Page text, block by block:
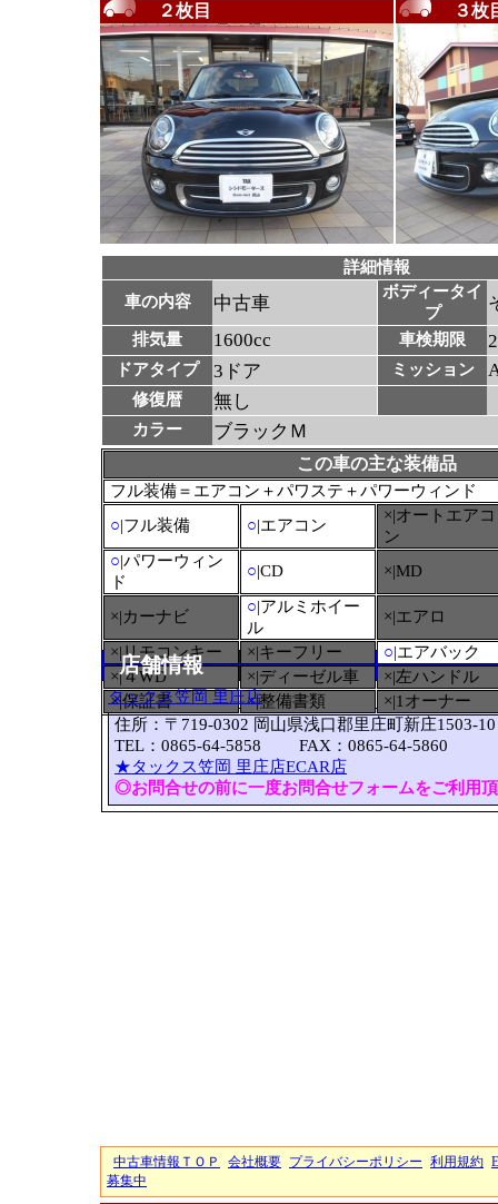
２枚目 ３枚
詳細情報
車の内容
中古車
ボディータイ
プ
排気量 1600cc 車検期限
ドアタイプ 3ドア ミッション
修復暦 無し
カラー ブラックＭ
この車の主な装備品
フル装備＝エアコン＋パワステ＋パワーウィンド
○|フル装備 ○|エアコン
×|オートエアコ
ン
○|パワーウィン
ド
○|CD ×|MD
×|カーナビ
○|アルミホイー
ル
×|エアロ
×|リモコンキー
×|キーフリー ○|エアバック
×|４WD
×|ディーゼル車
×|左ハンドル
×|保証書
×|整備書類 ×|1オーナー
店舗情報
タックス笠岡 里庄店
住所：〒719-0302 岡山県浅口郡里庄町新庄1503-10
TEL：0865-64-5858 FAX：0865-64-5860
★タックス笠岡 里庄店ECAR店
◎お問合せの前に一度お問合せフォームをご利用
中古車情報ＴＯＰ 会社概要 プライバシーポリシー 利用規約
募集中